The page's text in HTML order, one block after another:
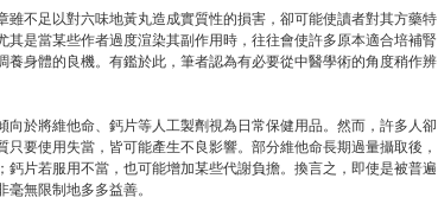
雖不足以對六味地黃丸造成實質性的損害，卻可能使讀者對其方藥特
其是當某些作者過度渲染其副作用時，往往會使許多原本適合培補腎
養身體的良機。有鑑於此，筆者認為有必要從中醫學術的角度稍作辨
向於將維他命、鈣片等人工製劑視為日常保健用品。然而，許多人卻
只要使用失當，皆可能產生不良影響。部分維他命長期過量攝取後，
鈣片若服用不當，也可能增加某些代謝負擔。換言之，即使是被普遍
無限制地多多益善。